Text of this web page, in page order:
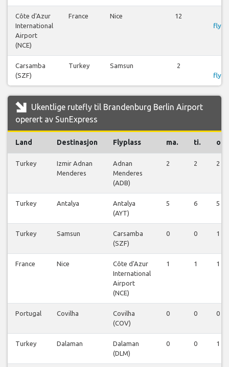
Côte d'Azur
International
Airport
(NCE)
France Nice 12
Carsamba
(SZF)
Turkey Samsun 2
Ukentlige rutefly til Brandenburg Berlin Airport
operert av SunExpress
Land Destinasjon Flyplass ma. ti. on.
Turkey
Izmir Adnan
Menderes
Adnan
Menderes
(ADB)
2 2 2
Turkey Antalya
Antalya
(AYT)
5 6 5
Turkey Samsun
Carsamba
(SZF)
0 0 1
France Nice
Côte d'Azur
International
Airport
(NCE)
1 1 1
Portugal Covilha
Covilha
(COV)
0 0 0
Turkey Dalaman
Dalaman
(DLM)
0 0 1